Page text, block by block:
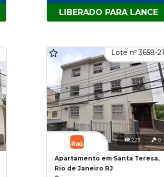
LIBERADO PARA LANCE
Lote nº 3658-21
223 0
Apartamento em Santa Teresa,
Rio de Janeiro RJ